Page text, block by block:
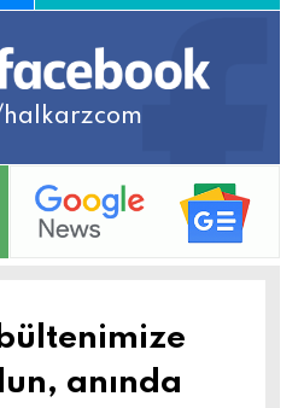
anında